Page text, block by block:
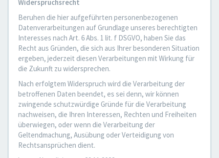
Widerspruchsrecht
Beruhen die hier aufgeführten personenbezogenen
Datenverarbeitungen auf Grundlage unseres berechtigten
Interesses nach Art. 6 Abs. 1 lit. f DSGVO, haben Sie das
Recht aus Gründen, die sich aus Ihrer besonderen Situation
ergeben, jederzeit diesen Verarbeitungen mit Wirkung für
die Zukunft zu widersprechen.
Nach erfolgtem Widerspruch wird die Verarbeitung der
betroffenen Daten beendet, es sei denn, wir können
zwingende schutzwürdige Gründe für die Verarbeitung
nachweisen, die Ihren Interessen, Rechten und Freiheiten
überwiegen, oder wenn die Verarbeitung der
Geltendmachung, Ausübung oder Verteidigung von
Rechtsansprüchen dient.